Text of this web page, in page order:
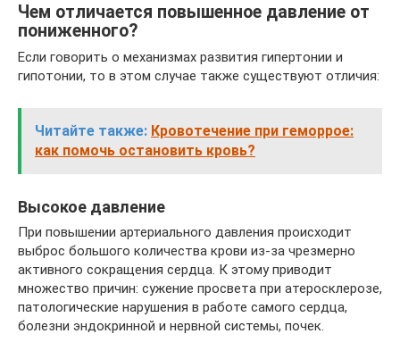
Чем отличается повышенное давление от
пониженного?
Если говорить о механизмах развития гипертонии и
гипотонии, то в этом случае также существуют отличия:
Читайте также: Кровотечение при геморрое:
как помочь остановить кровь?
Высокое давление
При повышении артериального давления происходит
выброс большого количества крови из-за чрезмерно
активного сокращения сердца. К этому приводит
множество причин: сужение просвета при атеросклерозе,
патологические нарушения в работе самого сердца,
болезни эндокринной и нервной системы, почек.